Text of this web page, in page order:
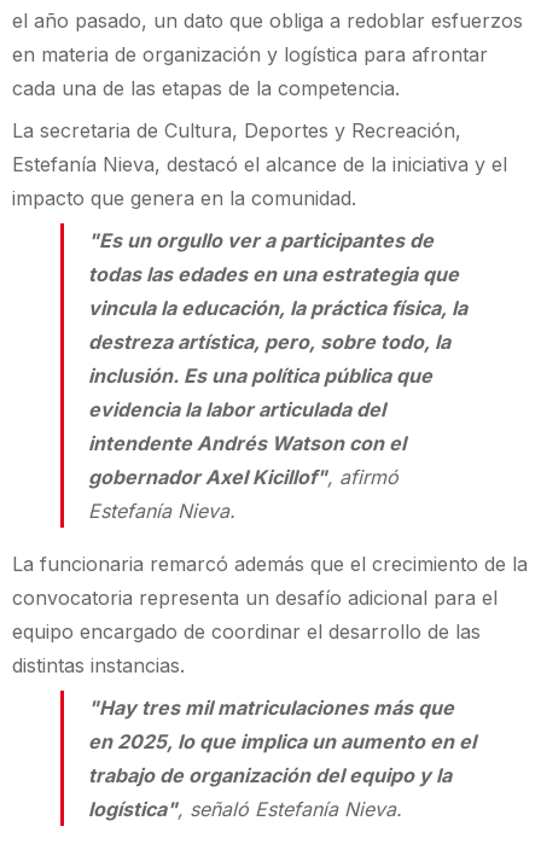
el año pasado, un dato que obliga a redoblar esfuerzos
en materia de organización y logística para afrontar
cada una de las etapas de la competencia.
La secretaria de Cultura, Deportes y Recreación,
Estefanía Nieva, destacó el alcance de la iniciativa y el
impacto que genera en la comunidad.
"Es un orgullo ver a participantes de
todas las edades en una estrategia que
vincula la educación, la práctica física, la
destreza artística, pero, sobre todo, la
inclusión. Es una política pública que
evidencia la labor articulada del
intendente Andrés Watson con el
gobernador Axel Kicillof", afirmó
Estefanía Nieva.
La funcionaria remarcó además que el crecimiento de la
convocatoria representa un desafío adicional para el
equipo encargado de coordinar el desarrollo de las
distintas instancias.
"Hay tres mil matriculaciones más que
en 2025, lo que implica un aumento en el
trabajo de organización del equipo y la
logística", señaló Estefanía Nieva.